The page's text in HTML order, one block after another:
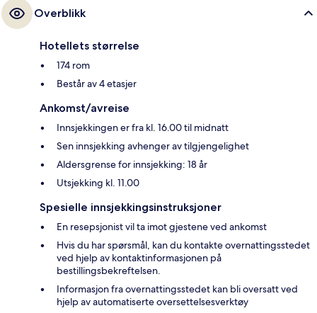
Overblikk
Hotellets størrelse
174 rom
Består av 4 etasjer
Ankomst/avreise
Innsjekkingen er fra kl. 16.00 til midnatt
Sen innsjekking avhenger av tilgjengelighet
Aldersgrense for innsjekking: 18 år
Utsjekking kl. 11.00
Spesielle innsjekkingsinstruksjoner
En resepsjonist vil ta imot gjestene ved ankomst
Hvis du har spørsmål, kan du kontakte overnattingsstedet
ved hjelp av kontaktinformasjonen på
bestillingsbekreftelsen.
Informasjon fra overnattingsstedet kan bli oversatt ved
hjelp av automatiserte oversettelsesverktøy